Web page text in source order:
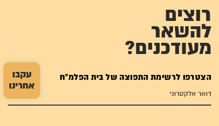
עקבו
אחרינו
רוצים
להשאר
מעודכנים?
הצטרפו לרשימת התפוצה של בית הפלמ"ח